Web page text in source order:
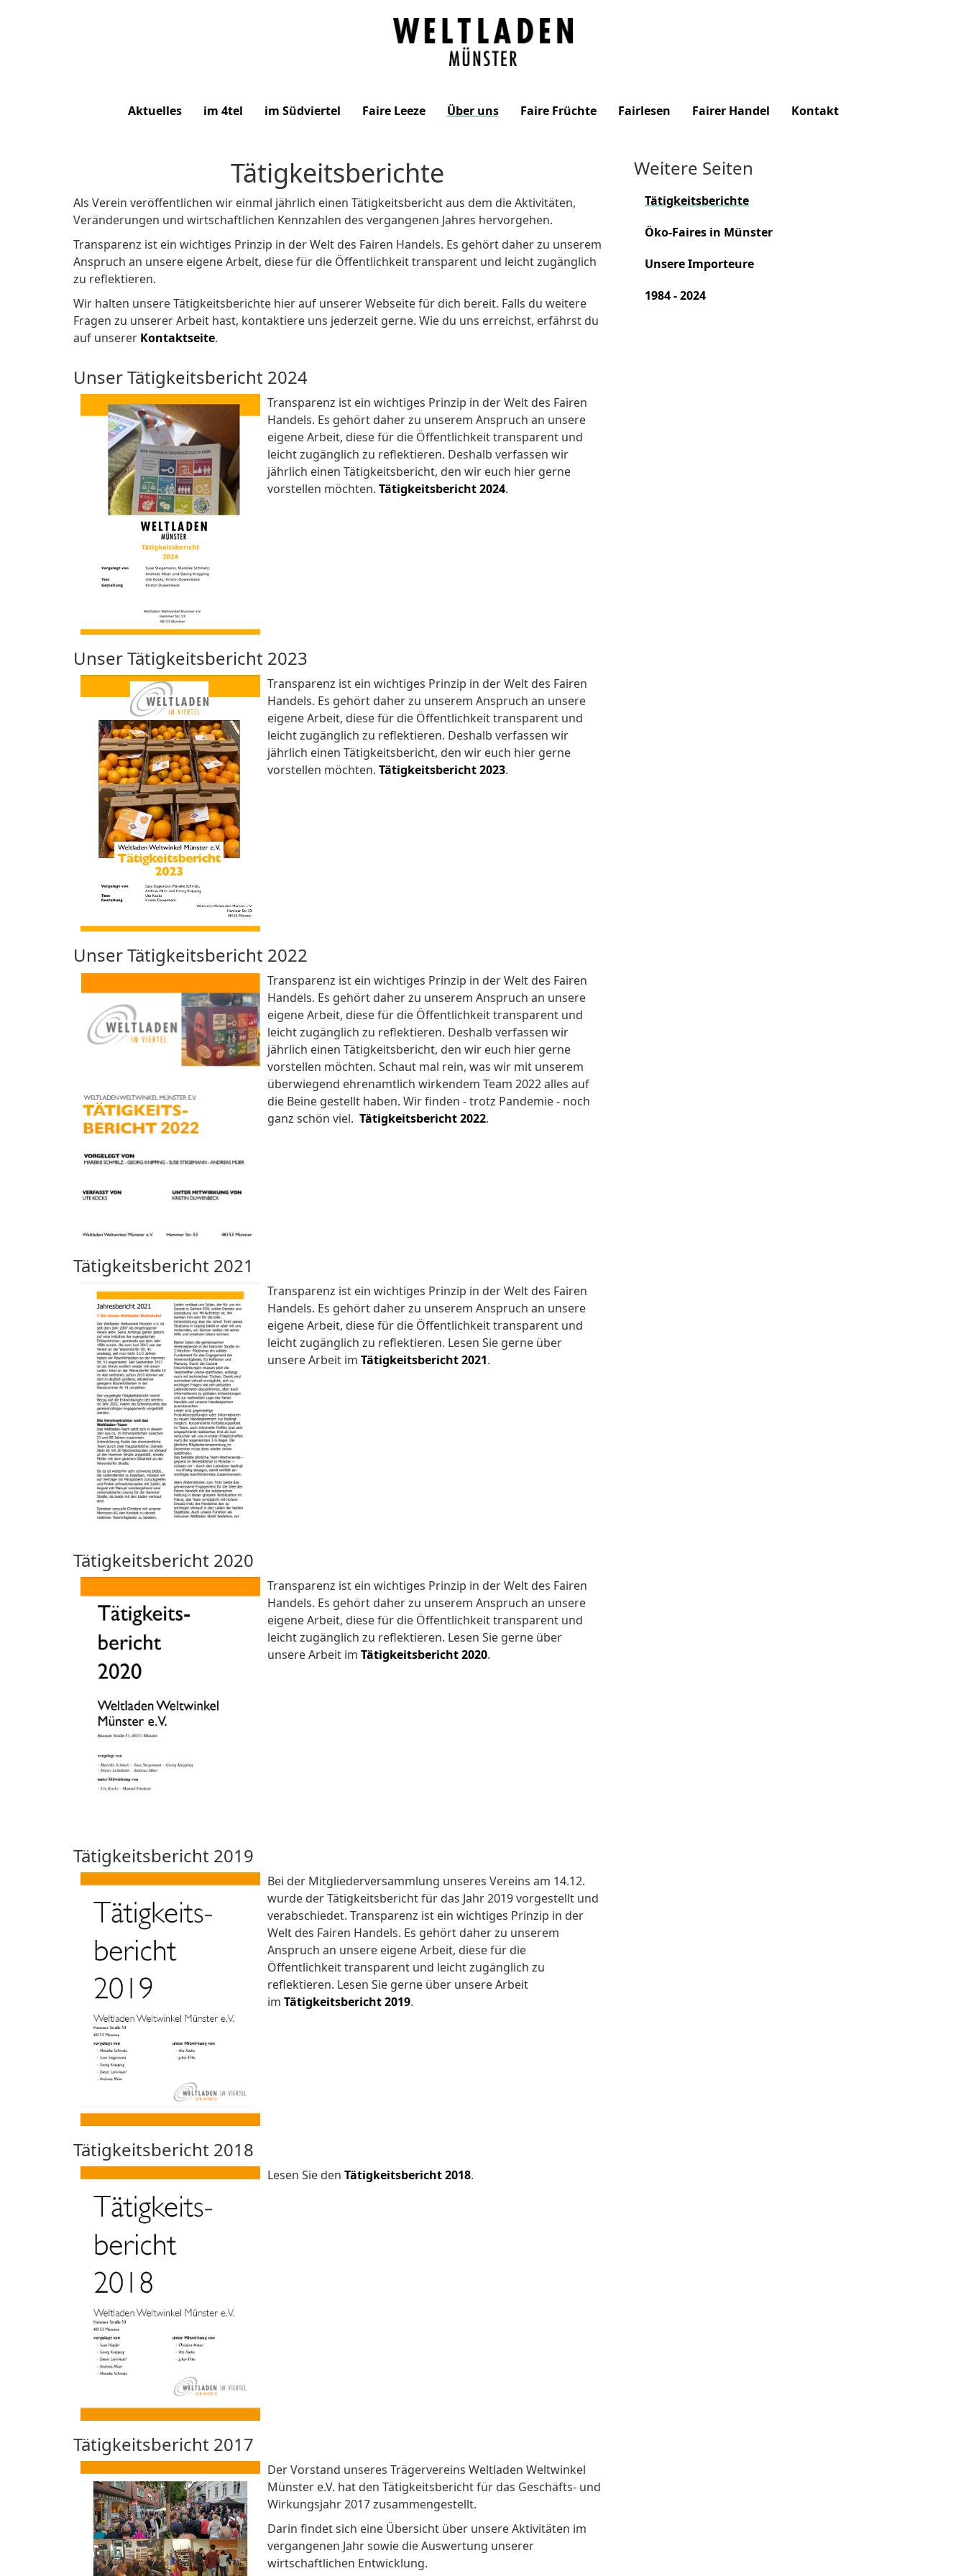
Münster
Aktuelles im 4tel im Südviertel Faire Leeze Über uns Faire Früchte Fairlesen Fairer Handel Kontakt
Tätigkeitsberichte
Als Verein veröffentlichen wir einmal jährlich einen Tätigkeitsbericht aus dem die Aktivitäten,
Veränderungen und wirtschaftlichen Kennzahlen des vergangenen Jahres hervorgehen.
Transparenz ist ein wichtiges Prinzip in der Welt des Fairen Handels. Es gehört daher zu unserem
Anspruch an unsere eigene Arbeit, diese für die Öffentlichkeit transparent und leicht zugänglich
zu reflektieren.
Wir halten unsere Tätigkeitsberichte hier auf unserer Webseite für dich bereit. Falls du weitere
Fragen zu unserer Arbeit hast, kontaktiere uns jederzeit gerne. Wie du uns erreichst, erfährst du
auf unserer Kontaktseite.
Unser Tätigkeitsbericht 2024
Transparenz ist ein wichtiges Prinzip in der Welt des Fairen
Handels. Es gehört daher zu unserem Anspruch an unsere
eigene Arbeit, diese für die Öffentlichkeit transparent und
leicht zugänglich zu reflektieren. Deshalb verfassen wir
jährlich einen Tätigkeitsbericht, den wir euch hier gerne
vorstellen möchten. Tätigkeitsbericht 2024.
Unser Tätigkeitsbericht 2023
Transparenz ist ein wichtiges Prinzip in der Welt des Fairen
Handels. Es gehört daher zu unserem Anspruch an unsere
eigene Arbeit, diese für die Öffentlichkeit transparent und
leicht zugänglich zu reflektieren. Deshalb verfassen wir
jährlich einen Tätigkeitsbericht, den wir euch hier gerne
vorstellen möchten. Tätigkeitsbericht 2023.
Unser Tätigkeitsbericht 2022
Transparenz ist ein wichtiges Prinzip in der Welt des Fairen
Handels. Es gehört daher zu unserem Anspruch an unsere
eigene Arbeit, diese für die Öffentlichkeit transparent und
leicht zugänglich zu reflektieren. Deshalb verfassen wir
jährlich einen Tätigkeitsbericht, den wir euch hier gerne
vorstellen möchten. Schaut mal rein, was wir mit unserem
überwiegend ehrenamtlich wirkendem Team 2022 alles auf
die Beine gestellt haben. Wir finden - trotz Pandemie - noch
ganz schön viel. Tätigkeitsbericht 2022.
Tätigkeitsbericht 2021
Transparenz ist ein wichtiges Prinzip in der Welt des Fairen
Handels. Es gehört daher zu unserem Anspruch an unsere
eigene Arbeit, diese für die Öffentlichkeit transparent und
leicht zugänglich zu reflektieren. Lesen Sie gerne über
unsere Arbeit im Tätigkeitsbericht 2021.
Tätigkeitsbericht 2020
Transparenz ist ein wichtiges Prinzip in der Welt des Fairen
Handels. Es gehört daher zu unserem Anspruch an unsere
eigene Arbeit, diese für die Öffentlichkeit transparent und
leicht zugänglich zu reflektieren. Lesen Sie gerne über
unsere Arbeit im Tätigkeitsbericht 2020.
Tätigkeitsbericht 2019
Bei der Mitgliederversammlung unseres Vereins am 14.12.
wurde der Tätigkeitsbericht für das Jahr 2019 vorgestellt und
verabschiedet. Transparenz ist ein wichtiges Prinzip in der
Welt des Fairen Handels. Es gehört daher zu unserem
Anspruch an unsere eigene Arbeit, diese für die
Öffentlichkeit transparent und leicht zugänglich zu
reflektieren. Lesen Sie gerne über unsere Arbeit
im Tätigkeitsbericht 2019.
Tätigkeitsbericht 2018
Lesen Sie den Tätigkeitsbericht 2018.
Tätigkeitsbericht 2017
Der Vorstand unseres Trägervereins Weltladen Weltwinkel
Münster e.V. hat den Tätigkeitsbericht für das Geschäfts- und
Wirkungsjahr 2017 zusammengestellt.
Darin findet sich eine Übersicht über unsere Aktivitäten im
vergangenen Jahr sowie die Auswertung unserer
wirtschaftlichen Entwicklung.
Weitere Seiten
Tätigkeitsberichte
Öko-Faires in Münster
Unsere Importeure
1984 - 2024